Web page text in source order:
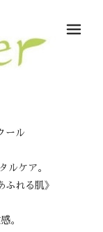
ール
ルケア。
ふれる肌》
。